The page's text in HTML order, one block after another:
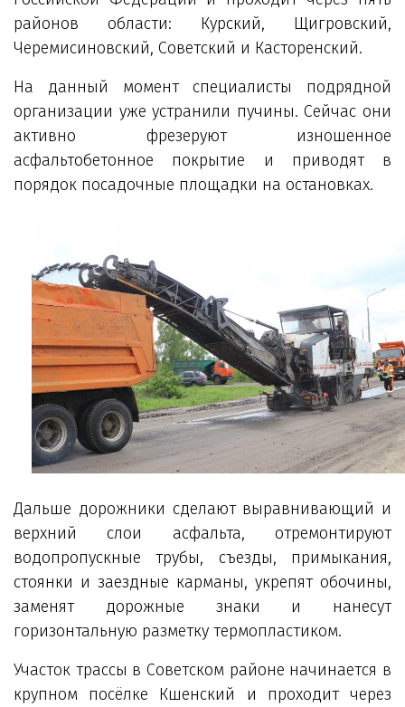
районов области: Курский, Щигровский,
Черемисиновский, Советский и Касторенский.
На данный момент специалисты подрядной
организации уже устранили пучины. Сейчас они
активно фрезеруют изношенное
асфальтобетонное покрытие и приводят в
порядок посадочные площадки на остановках.
Дальше дорожники сделают выравнивающий и
верхний слои асфальта, отремонтируют
водопропускные трубы, съезды, примыкания,
стоянки и заездные карманы, укрепят обочины,
заменят дорожные знаки и нанесут
горизонтальную разметку термопластиком.
Участок трассы в Советском районе начинается в
крупном посёлке Кшенский и проходит через